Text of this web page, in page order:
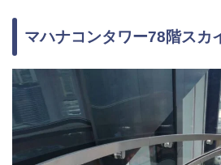
マハナコンタワー78階スカ